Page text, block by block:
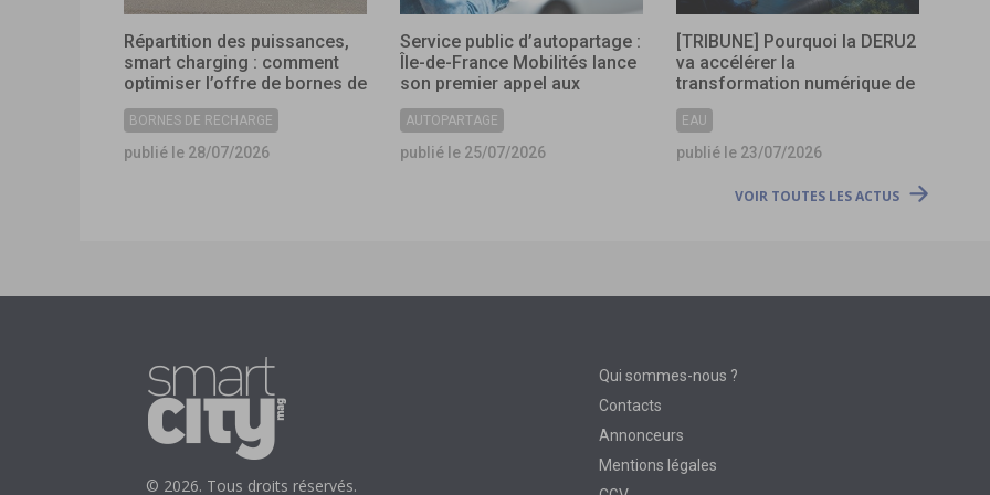
Répartition des puissances,
smart charging : comment
optimiser l’offre de bornes de
recharge dans les
collectivités ?
BORNES DE RECHARGE
publié le 28/07/2026
Service public d’autopartage :
Île-de-France Mobilités lance
son premier appel aux
collectivités
AUTOPARTAGE
publié le 25/07/2026
[TRIBUNE] Pourquoi la DERU2
va accélérer la
transformation numérique de
l’assainissement ?
EAU
publié le 23/07/2026
VOIR TOUTES LES ACTUS
© 2026. Tous droits réservés.
Qui sommes-nous ?
Contacts
Annonceurs
Mentions légales